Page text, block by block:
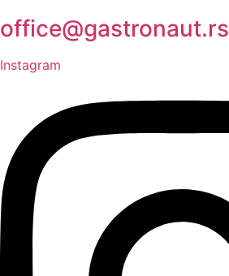
office@gastronaut.rs
Instagram